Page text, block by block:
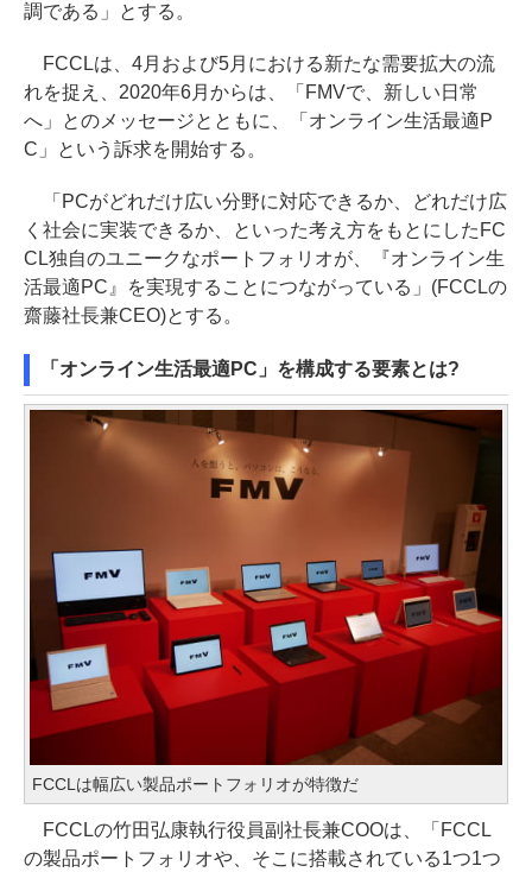
調である」とする。
FCCLは、4月および5月における新たな需要拡大の流
れを捉え、2020年6月からは、「FMVで、新しい日常
へ」とのメッセージとともに、「オンライン生活最適P
C」という訴求を開始する。
「PCがどれだけ広い分野に対応できるか、どれだけ広
く社会に実装できるか、といった考え方をもとにしたFC
CL独自のユニークなポートフォリオが、『オンライン生
活最適PC』を実現することにつながっている」(FCCLの
齋藤社長兼CEO)とする。
「オンライン生活最適PC」を構成する要素とは?
FCCLは幅広い製品ポートフォリオが特徴だ
FCCLの竹田弘康執行役員副社長兼COOは、「FCCL
の製品ポートフォリオや、そこに搭載されている1つ1つ